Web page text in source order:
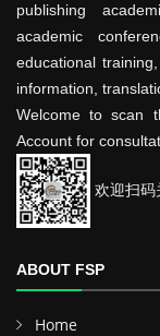
publishing
academic
educational
information,
Welcome to scan
Account for
欢迎扫码
ABOUT FSP
Home